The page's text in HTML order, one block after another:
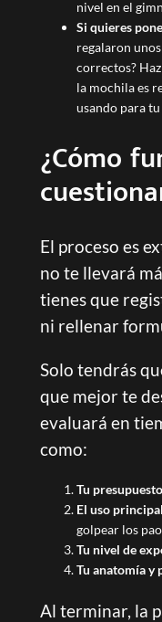
nivel en el
Si quieres
regalaron
correctos?
la mochila es
usando para
¿Cómo
El proceso es
no te llevará
tienes que
ni rellenar
Solo tendrás
que mejor te
evaluará en
como:
Tu
El uso principal
golpear los
Tu nivel de
Tu anatomía y
Al terminar, la